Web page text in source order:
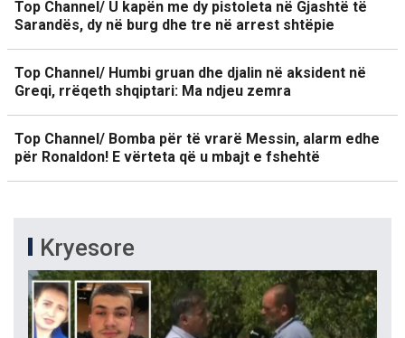
Top Channel/ U kapën me dy pistoleta në Gjashtë të
Sarandës, dy në burg dhe tre në arrest shtëpie
Top Channel/ Humbi gruan dhe djalin në aksident në
Greqi, rrëqeth shqiptari: Ma ndjeu zemra
Top Channel/ Bomba për të vrarë Messin, alarm edhe
për Ronaldon! E vërteta që u mbajt e fshehtë
Kryesore